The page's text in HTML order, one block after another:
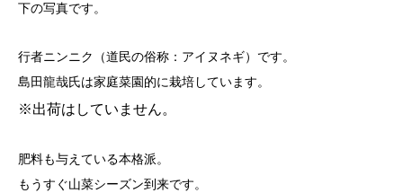
下の写真です。
行者ニンニク（道民の俗称：アイヌネギ）です。
島田龍哉氏は家庭菜園的に栽培しています。
※出荷はしていません。
肥料も与えている本格派。
もうすぐ山菜シーズン到来です。